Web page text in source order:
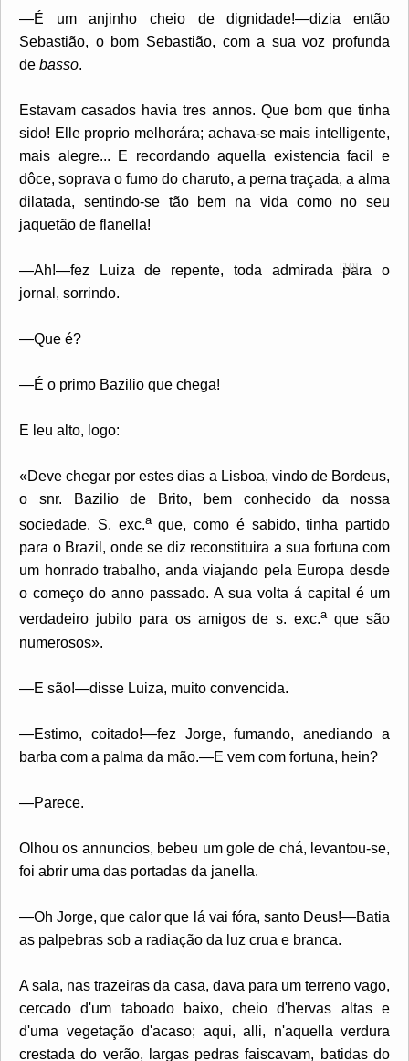
—É um anjinho cheio de dignidade!—dizia então
Sebastião, o bom Sebastião, com a sua voz profunda
de basso.
Estavam casados havia tres annos. Que bom que tinha
sido! Elle proprio melhorára; achava-se mais intelligente,
mais alegre... E recordando aquella existencia facil e
dôce, soprava o fumo do charuto, a perna traçada, a alma
dilatada, sentindo-se tão bem na vida como no seu
jaquetão de flanella!
[10]
—Ah!—fez Luiza de repente, toda admirada para o
jornal, sorrindo.
—Que é?
—É o primo Bazilio que chega!
E leu alto, logo:
«Deve chegar por estes dias a Lisboa, vindo de Bordeus,
o snr. Bazilio de Brito, bem conhecido da nossa
sociedade. S. exc.aque, como é sabido, tinha partido
para o Brazil, onde se diz reconstituira a sua fortuna com
um honrado trabalho, anda viajando pela Europa desde
o começo do anno passado. A sua volta á capital é um
verdadeiro jubilo para os amigos de s. exc.aque são
numerosos».
—E são!—disse Luiza, muito convencida.
—Estimo, coitado!—fez Jorge, fumando, anediando a
barba com a palma da mão.—E vem com fortuna, hein?
—Parece.
Olhou os annuncios, bebeu um gole de chá, levantou-se,
foi abrir uma das portadas da janella.
—Oh Jorge, que calor que lá vai fóra, santo Deus!—Batia
as palpebras sob a radiação da luz crua e branca.
A sala, nas trazeiras da casa, dava para um terreno vago,
cercado d'um taboado baixo, cheio d'hervas altas e
d'uma vegetação d'acaso; aqui, alli, n'aquella verdura
crestada do verão, largas pedras faiscavam, batidas do